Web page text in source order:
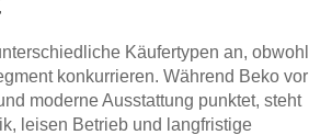
Käufertypen an, obwohl
konkurrieren. Während Beko vor
moderne Ausstattung punktet, steht
leisen Betrieb und langfristige